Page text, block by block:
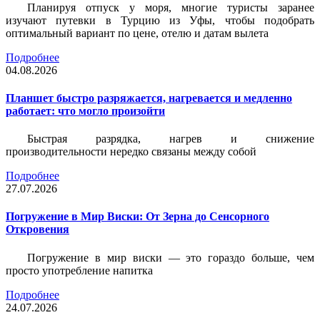
Планируя отпуск у моря, многие туристы заранее
изучают путевки в Турцию из Уфы, чтобы подобрать
оптимальный вариант по цене, отелю и датам вылета
Подробнее
04.08.2026
Планшет быстро разряжается, нагревается и медленно
работает: что могло произойти
Быстрая разрядка, нагрев и снижение
производительности нередко связаны между собой
Подробнее
27.07.2026
Погружение в Мир Виски: От Зерна до Сенсорного
Откровения
Погружение в мир виски — это гораздо больше, чем
просто употребление напитка
Подробнее
24.07.2026